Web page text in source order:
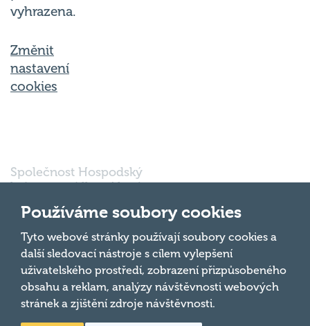
vyhrazena.
Změnit
nastavení
cookies
Společnost Hospodský
kvíz s.r.o., sídlem Nové
602 00 Brno, IČ:
03980138, DIČ:
CZ03980138 je vedena
pod spisovou značkou
a oddílem 90428 C u
Krajského soudu v
Brně.
Nahoru
Používáme soubory cookies
Tyto webové stránky používají soubory cookies a
další sledovací nástroje s cílem vylepšení
uživatelského prostředí, zobrazení přizpůsobeného
obsahu a reklam, analýzy návštěvnosti webových
stránek a zjištění zdroje návštěvnosti.